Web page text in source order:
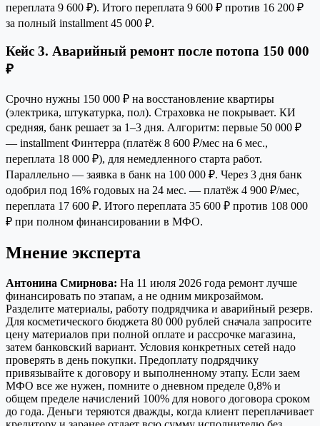
переплата 9 600 ₽). Итого переплата 9 600 ₽ против 16 200 ₽
за полный installment 45 000 ₽.
Кейс 3. Аварийный ремонт после потопа 150 000
₽
Срочно нужны 150 000 ₽ на восстановление квартиры
(электрика, штукатурка, пол). Страховка не покрывает. КИ
средняя, банк решает за 1–3 дня. Алгоритм: первые 50 000 ₽
— installment Финтерра (платёж 8 600 ₽/мес на 6 мес.,
переплата 18 000 ₽), для немедленного старта работ.
Параллельно — заявка в банк на 100 000 ₽. Через 3 дня банк
одобрил под 16% годовых на 24 мес. — платёж 4 900 ₽/мес,
переплата 17 600 ₽. Итого переплата 35 600 ₽ против 108 000
₽ при полном финансировании в МФО.
Мнение эксперта
Антонина Смирнова: На 11 июля 2026 года ремонт лучше
финансировать по этапам, а не одним микрозаймом.
Разделите материалы, работу подрядчика и аварийный резерв.
Для косметического бюджета 80 000 рублей сначала запросите
цену материалов при полной оплате и рассрочке магазина,
затем банковский вариант. Условия конкретных сетей надо
проверять в день покупки. Предоплату подрядчику
привязывайте к договору и выполненному этапу. Если заем
МФО все же нужен, помните о дневном пределе 0,8% и
общем пределе начислений 100% для нового договора сроком
до года. Деньги теряются дважды, когда клиент переплачивает